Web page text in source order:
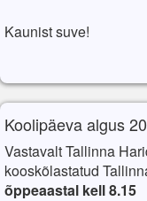
Kaunist suve!
Koolipäeva algus
Vastavalt Tallinna
kooskõlastatud
õppeaastal kell 8.15